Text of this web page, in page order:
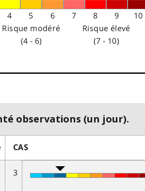
4 5 6 7 8 9
10
Risque modéré
(4 - 6)
Risque élevé
(7 - 10)
observations (un jour).
CAS
3